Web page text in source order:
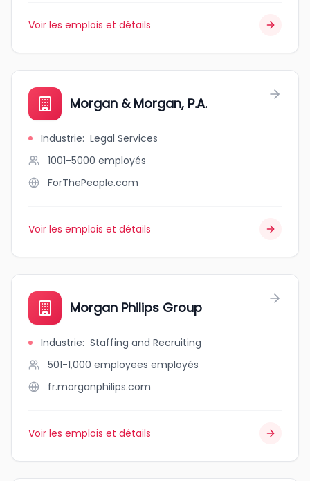
Voir les emplois et détails
Morgan & Morgan, P.A.
Industrie: Legal Services
1001-5000 employés
ForThePeople.com
Voir les emplois et détails
Morgan Philips Group
Industrie: Staffing and Recruiting
501-1,000 employees employés
fr.morganphilips.com
Voir les emplois et détails